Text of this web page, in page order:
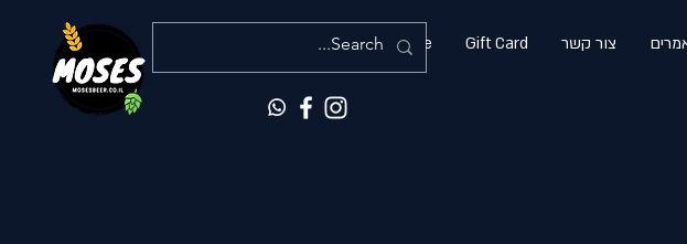
צור קשר Gift Card
More